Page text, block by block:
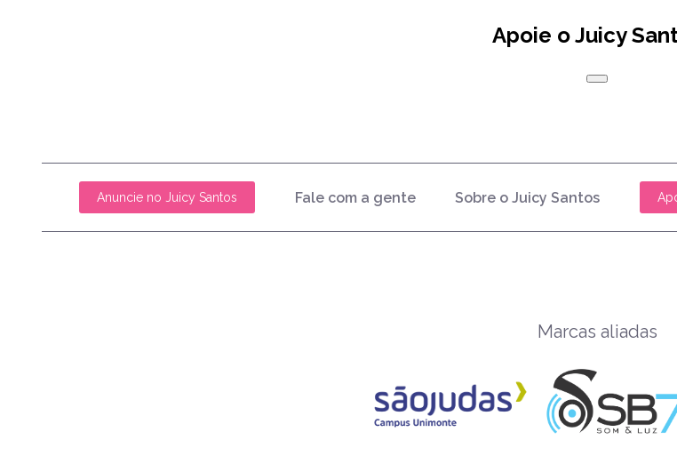
Apoie o Juicy
Anuncie no Juicy Santos Fale com a gente Sobre o Juicy Santos
Marcas aliadas